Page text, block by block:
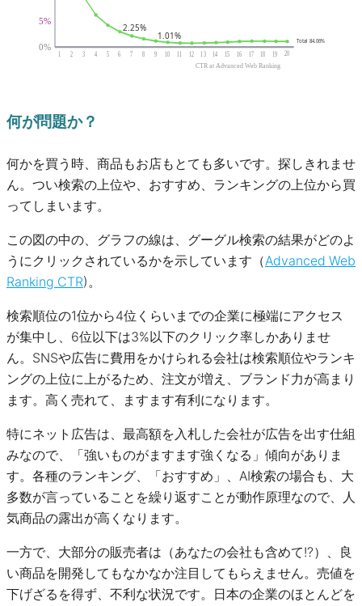
何が問題か？
何かを買う時、商品もお店もとても多いです。探しきれませ
ん。つい検索の上位や、おすすめ、ランキングの上位から買
ってしまいます。
この図の中の、グラフの線は、グーグル検索の結果がどのよ
うにクリックされているかを示しています（Advanced Web
Ranking CTR)。
検索順位の1位から4位くらいまでの企業に極端にアクセス
が集中し、6位以下は3%以下のクリック率しかありませ
ん。SNSや広告に費用をかけられる会社は検索順位やランキ
ングの上位に上がるため、注文が増え、ブランド力が高まり
ます。高く売れて、ますます有利になります。
特にネット広告は、最高額を入札した会社が広告を出す仕組
みなので、「強いものがますます強くなる」傾向がありま
す。各種のランキング、「おすすめ」、AI検索の場合も、大
多数が言っていることを繰り返すことが動作原理なので、人
気商品の露出が高くなります。
一方で、大部分の販売者は（あなたの会社も含めて!?）、良
い商品を開発してもなかなか注目してもらえません。売値を
下げざるを得ず、不利な状況です。日本の企業のほとんどを